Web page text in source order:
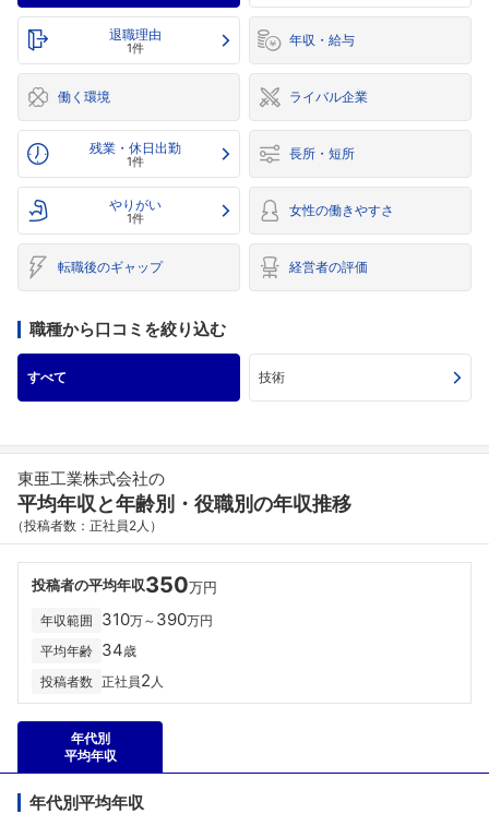
退職理由
1件 年収・給与
働く環境 ライバル企業
残業・休日出勤
1件 長所・短所
やりがい
1件 女性の働きやすさ
転職後のギャップ 経営者の評価
職種から口コミを絞り込む
すべて 技術
東亜工業株式会社の
平均年収と年齢別・役職別の年収推移
（投稿者数：正社員2人）
投稿者の平均年収350万円
年収範囲 310万～ 390万円
平均年齢 34歳
投稿者数 正社員2 人
年代別
平均年収
年代別平均年収